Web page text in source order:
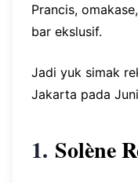
Prancis,
bar ekslusif.
Jadi yuk simak
Jakarta pada
1. Solène